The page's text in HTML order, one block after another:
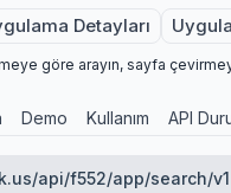
Detayları
göre arayın, sayfa
Demo Kullanım API
api/f552/app/search/v1